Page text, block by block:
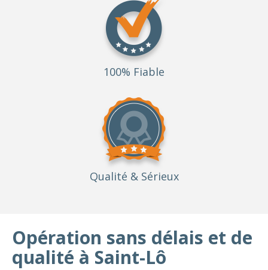
100% Fiable
Qualité & Sérieux
Opération sans délais et de
qualité à Saint-Lô